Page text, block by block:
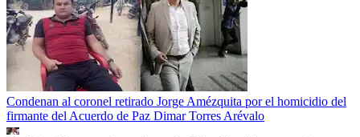
Condenan al coronel retirado Jorge Amézquita por el homicidio del
firmante del Acuerdo de Paz Dimar Torres Arévalo